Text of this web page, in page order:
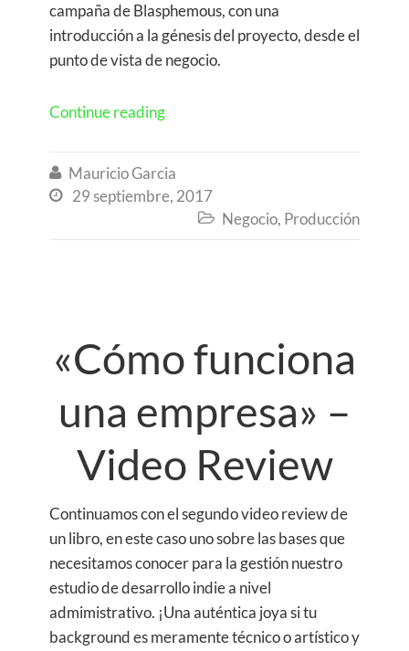
campaña de Blasphemous, con una
introducción a la génesis del proyecto, desde el
punto de vista de negocio.
Continue reading
 Mauricio Garcia
 29 septiembre, 2017
 Negocio, Producción
«Cómo funciona
una empresa» –
Video Review
Continuamos con el segundo video review de
un libro, en este caso uno sobre las bases que
necesitamos conocer para la gestión nuestro
estudio de desarrollo indie a nivel
admimistrativo. ¡Una auténtica joya si tu
background es meramente técnico o artístico y